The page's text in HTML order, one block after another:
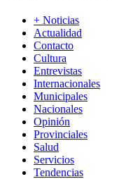
+ Noticias
Actualidad
Contacto
Cultura
Entrevistas
Internacionales
Municipales
Nacionales
Opinión
Provinciales
Salud
Servicios
Tendencias